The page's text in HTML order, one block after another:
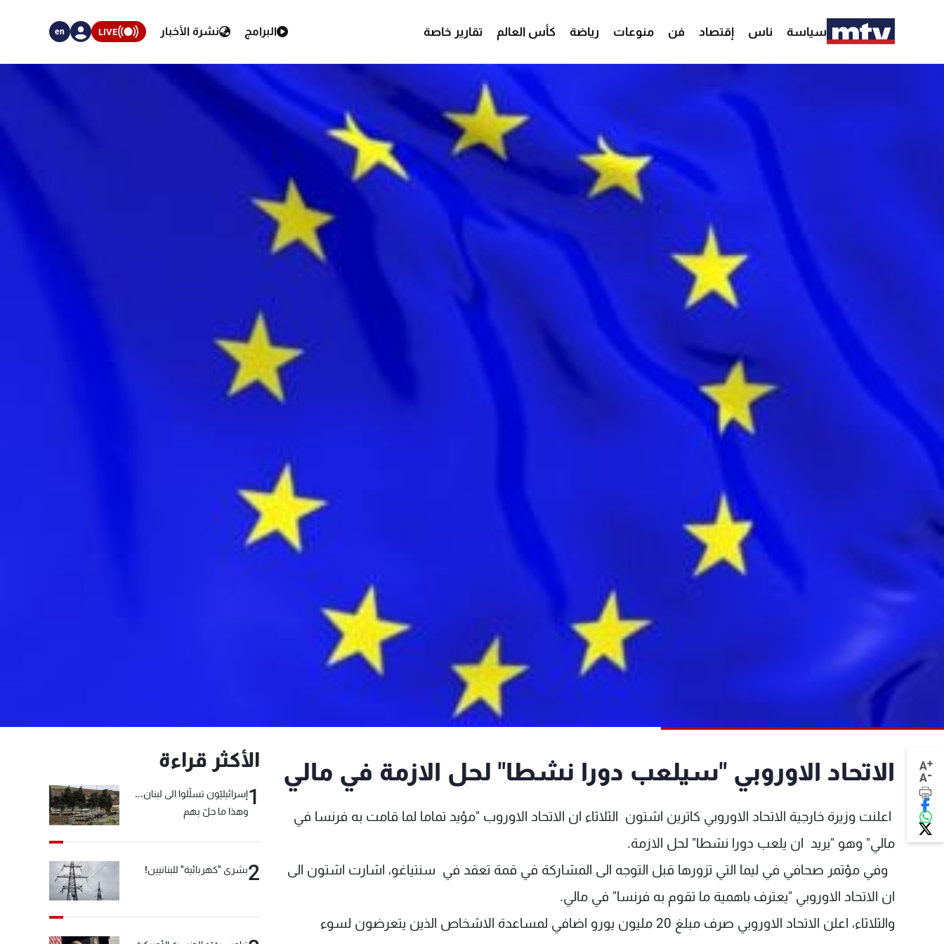
سياسة ناس إقتصاد فن منوعات رياضة كأس العالم تقارير خاصة البرامج نشرة الأخبار LIVE
en
A+
A- الاتحاد الاوروبي "سيلعب دورا نشطا" لحل الازمة في مالي
اعلنت وزيرة خارجية الاتحاد الاوروبي كاترين اشتون الثلاثاء ان الاتحاد الاوروب "مؤيد تماما لما قامت به فرنسا في
مالي" وهو "يريد ان يلعب دورا نشطا" لحل الازمة.
وفي مؤتمر صحافي في ليما التي تزورها قبل التوجه الى المشاركة في قمة تعقد في سنتياغو، اشارت اشتون الى
ان الاتحاد الاوروبي "يعترف باهمية ما تقوم به فرنسا" في مالي.
والثلاثاء، اعلن الاتحاد الاوروبي صرف مبلغ 20 مليون يورو اضافي لمساعدة الاشخاص الذين يتعرضون لسوء
الأكثر قراءة
1إسرائيليّون تسلّلوا الى لبنان...
وهذا ما حلّ بهم
2بشرى "كهربائية" للبنانيين!